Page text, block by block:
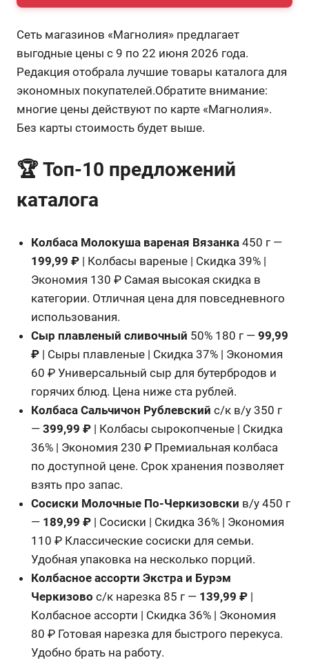
Сеть магазинов «Магнолия» предлагает
выгодные цены с 9 по 22 июня 2026 года.
Редакция отобрала лучшие товары каталога для
экономных покупателей.Обратите внимание:
многие цены действуют по карте «Магнолия».
Без карты стоимость будет выше.
🏆 Топ-10 предложений
каталога
Колбаса Молокуша вареная Вязанка 450 г —
199,99 ₽ | Колбасы вареные | Скидка 39% |
Экономия 130 ₽ Самая высокая скидка в
категории. Отличная цена для повседневного
использования.
Сыр плавленый сливочный 50% 180 г —99,99
₽ | Сыры плавленые | Скидка 37% | Экономия
60 ₽ Универсальный сыр для бутербродов и
горячих блюд. Цена ниже ста рублей.
Колбаса Сальчичон Рублевский с/к в/у 350 г
—399,99 ₽ | Колбасы сырокопченые | Скидка
36% | Экономия 230 ₽ Премиальная колбаса
по доступной цене. Срок хранения позволяет
взять про запас.
Сосиски Молочные По-Черкизовски в/у 450 г
— 189,99 ₽ | Сосиски | Скидка 36% | Экономия
110 ₽ Классические сосиски для семьи.
Удобная упаковка на несколько порций.
Колбасное ассорти Экстра и Бурэм
Черкизово с/к нарезка 85 г — 139,99 ₽ |
Колбасное ассорти | Скидка 36% | Экономия
80 ₽ Готовая нарезка для быстрого перекуса.
Удобно брать на работу.